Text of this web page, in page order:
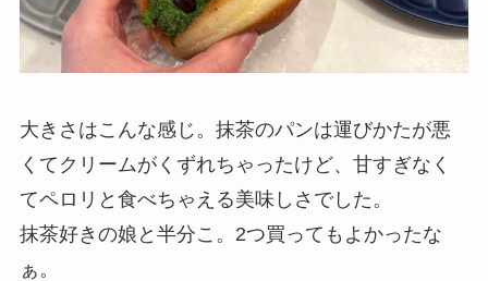
大きさはこんな感じ。抹茶のパンは運びかたが悪
くてクリームがくずれちゃったけど、甘すぎなく
てペロリと食べちゃえる美味しさでした。
抹茶好きの娘と半分こ。2つ買ってもよかったな
ぁ。